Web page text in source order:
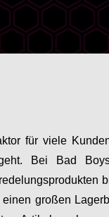
für viele
Bei Bad
großen